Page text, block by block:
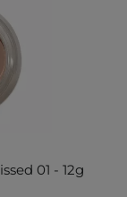
01 - 12g